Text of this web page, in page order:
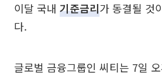
이달 국내 기준금리가 동결될 것
다.
글로벌 금융그룹인 씨티는 7일